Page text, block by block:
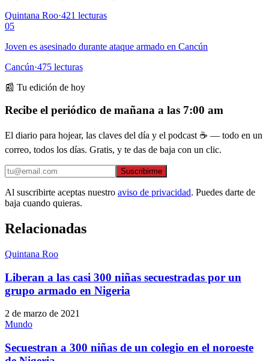
Quintana Roo·421 lecturas
05
Joven es asesinado durante ataque armado en Cancún
Cancún·475 lecturas
📰 Tu edición de hoy
Recibe el periódico de mañana a las 7:00 am
El diario para hojear, las claves del día y el podcast ☕ — todo en un
correo, todos los días. Gratis, y te das de baja con un clic.
Suscribirme
Al suscribirte aceptas nuestro aviso de privacidad. Puedes darte de
baja cuando quieras.
Relacionadas
Quintana Roo
Liberan a las casi 300 niñas secuestradas por un
grupo armado en Nigeria
2 de marzo de 2021
Mundo
Secuestran a 300 niñas de un colegio en el noroeste